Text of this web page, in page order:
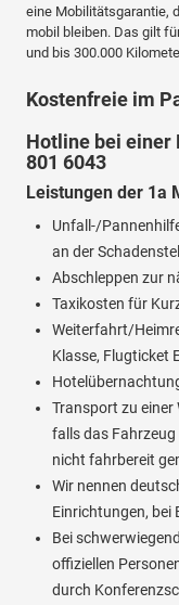
eine Mobilitätsgarantie,
mobil bleiben. Das gilt
und bis 300.000
Kostenfreie im
Hotline bei einer
801 6043
Leistungen der 1a
Unfall-/
an der
Abschleppen zur
Taxikosten für
Weiterfahrt/
Klasse, Flugticket
Transport zu
falls das
nicht fahrbereit
Wir nennen
Einrichtungen,
Bei
offiziellen
durch